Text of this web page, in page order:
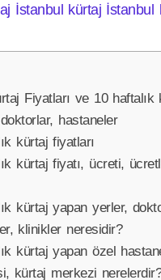
İstanbul kürtaj İstanbul
Fiyatları ve 10 haftalık
hastaneler
kürtaj fiyatları
kürtaj fiyatı, ücreti,
kürtaj yapan yerler,
klinikler neresidir?
kürtaj yapan özel
kürtaj merkezi